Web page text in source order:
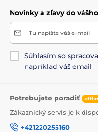
Novinky a zľavy do
Tu napíšte váš e-mail
Súhlasím so
napríklad váš email
Potrebujete poradiť
Zákaznický servis je k
+421220255160